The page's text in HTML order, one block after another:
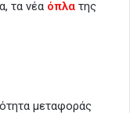
τα νέα όπλα της
μεταφοράς